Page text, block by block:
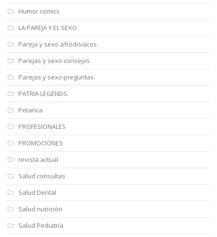
Humor comics
LA PAREJA Y EL SEXO
Pareja y sexo afrodisiacos
Parejas y sexo consejos
Parejas y sexo preguntas
PATRIA LEGENDS
Petanca
PROFESIONALES
PROMOCIONES
revista actual
Salud consultas
Salud Dental
Salud nutrición
Salud Pediatría